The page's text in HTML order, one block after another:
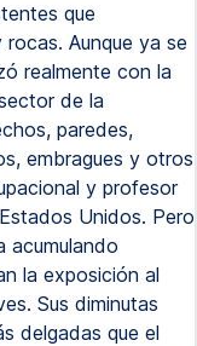
que
Aunque ya se
realmente con la
de la
paredes,
embragues y otros
y profesor
Unidos. Pero
acumulando
la exposición al
Sus diminutas
delgadas que el